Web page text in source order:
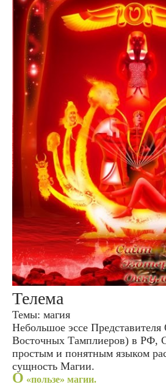
Телема
Темы: магия
Небольшое эссе
Восточных Тамплиеров) в РФ,
простым и понятным языком
сущность Магии.
О «пользе» магии.